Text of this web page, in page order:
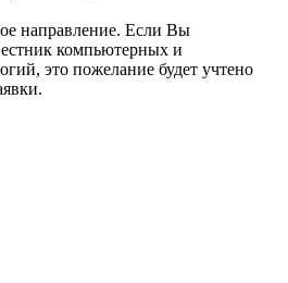
направление. Если Вы
компьютерныx и
, это пожелание будет учтено